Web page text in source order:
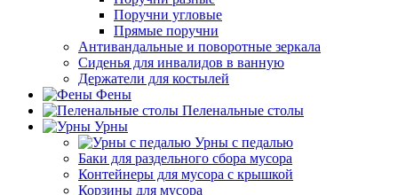
Поручни угловые
Прямые поручни
Антивандальные и поворотные зеркала
Сиденья для инвалидов в ванную
Держатели для костылей
Фены
Пеленальные столы
Урны
Урны с педалью
Баки для раздельного сбора мусора
Контейнеры для мусора с крышкой
Корзины для мусора